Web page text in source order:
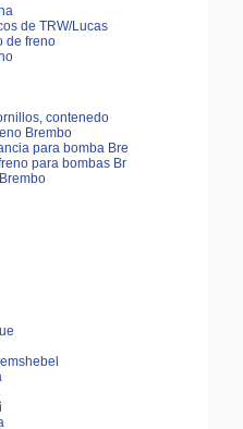
de TRW/Lucas
de freno
contenedo
Brembo
para bomba Bre
para bombas Br